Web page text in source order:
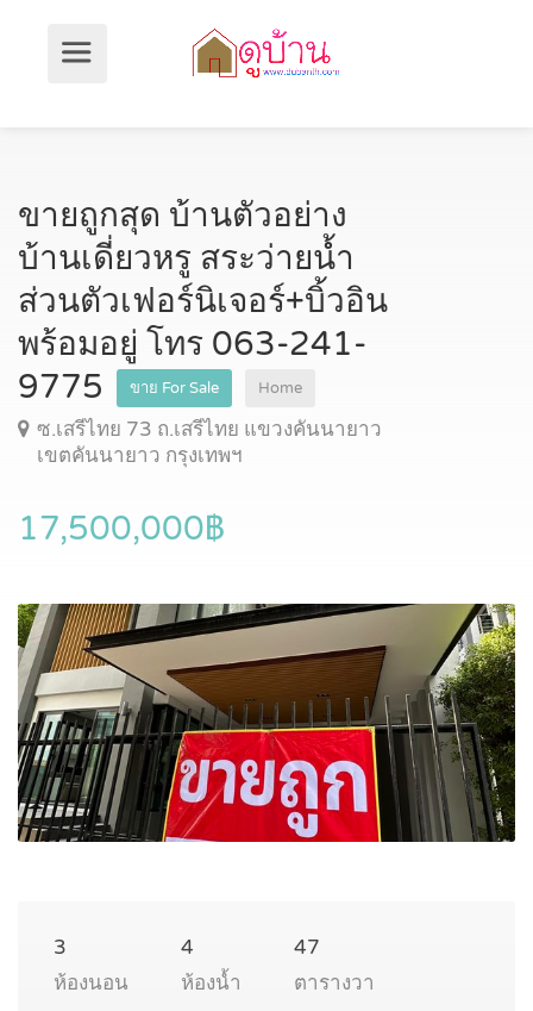
ขายถูกสุด บ้านตัวอย่าง
บ้านเดี่ยวหรู สระว่ายน้ำ
ส่วนตัวเฟอร์นิเจอร์+บิ้วอิน
พร้อมอยู่ โทร 063-241-
9775
ขาย For Sale Home
ซ.เสรีไทย 73 ถ.เสรีไทย แขวงคันนายาว
เขตคันนายาว กรุงเทพฯ
17,500,000฿
3
ห้องนอน
4
ห้องน้ำ
47
ตารางวา